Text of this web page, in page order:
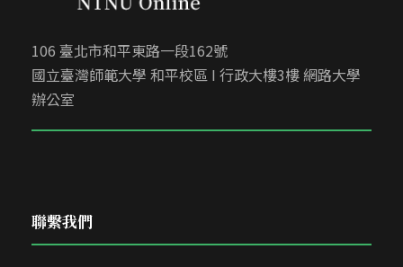
106 臺北市和平東路一段162號
國立臺灣師範大學 和平校區 I 行政大樓3樓 網路大學
辦公室
聯繫我們